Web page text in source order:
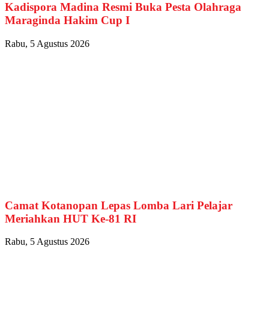
Kadispora Madina Resmi Buka Pesta Olahraga
Maraginda Hakim Cup I
Rabu, 5 Agustus 2026
Camat Kotanopan Lepas Lomba Lari Pelajar
Meriahkan HUT Ke-81 RI
Rabu, 5 Agustus 2026